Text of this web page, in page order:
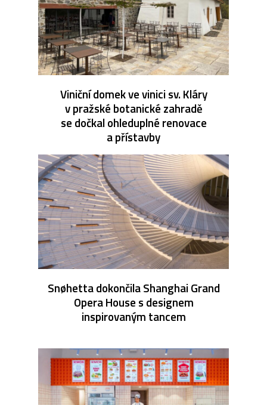
Viniční domek ve vinici sv. Kláry
v pražské botanické zahradě
se dočkal ohleduplné renovace
a přístavby
Snøhetta dokončila Shanghai Grand
Opera House s designem
inspirovaným tancem